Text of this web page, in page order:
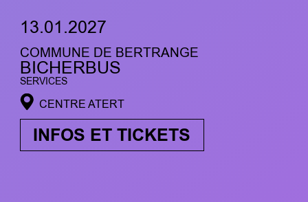
13.01.2027
COMMUNE DE BERTRANGE
BICHERBUS
SERVICES
CENTRE ATERT
INFOS ET TICKETS